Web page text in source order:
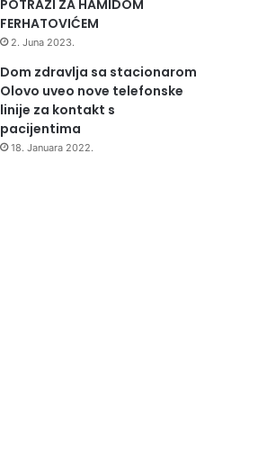
POTRAZI ZA HAMIDOM
FERHATOVIĆEM
2. Juna 2023.
Dom zdravlja sa stacionarom
Olovo uveo nove telefonske
linije za kontakt s
pacijentima
18. Januara 2022.